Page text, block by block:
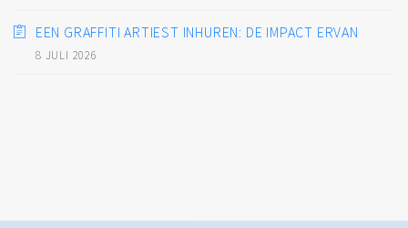
EEN GRAFFITI ARTIEST INHUREN: DE IMPACT ERVAN
8 JULI 2026